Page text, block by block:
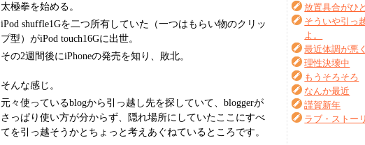
放置具合がひ
そういや引っ
よ。
最近体調が悪
理性決壊中
もうそろそろ
なんか最近
謹賀新年
ラブ・ストー
太極拳を始める。
iPod shuffle1Gを二つ所有していた（一つはもらい物のクリッ
プ型）がiPod touch16Gに出世。
その2週間後にiPhoneの発売を知り、敗北。
そんな感じ。
元々使っているblogから引っ越し先を探していて、bloggerが
さっぱり使い方が分からず、隠れ場所にしていたここにすべ
てを引っ越そうかとちょっと考えあぐねているところです。